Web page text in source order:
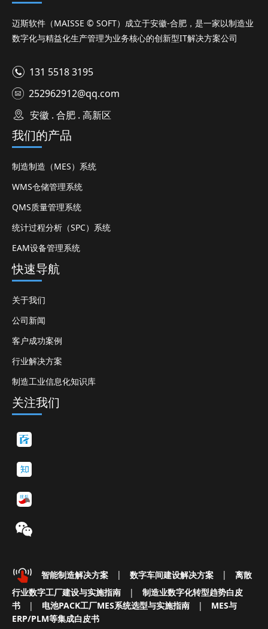
迈斯软件（MAISSE © SOFT）成立于安徽-合肥，是一家以制造业
数字化与精益化生产管理为业务核心的创新型IT解决方案公司
131 5518 3195
252962912@qq.com
安徽 . 合肥 . 高新区
我们的产品
制造制造（MES）系统
WMS仓储管理系统
QMS质量管理系统
统计过程分析（SPC）系统
EAM设备管理系统
快速导航
关于我们
公司新闻
客户成功案例
行业解决方案
制造工业信息化知识库
关注我们
智能制造解决方案 | 数字车间建设解决方案 |
离散
行业数字工厂建设与实施指南
|
制造业数字化转型趋势白皮
书
| 电池PACK工厂MES系统选型与实施指南 |
MES与
ERP/PLM等集成白皮书